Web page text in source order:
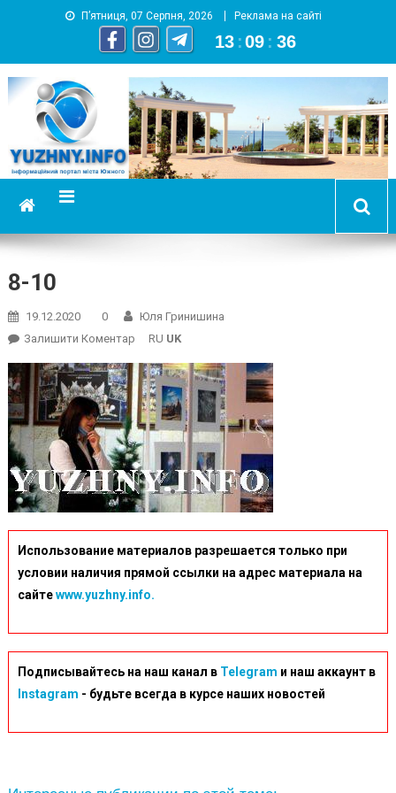
П’ятниця, 07 Серпня, 2026 Реклама на сайті
13 :09 : 37
YUZHNY.INFO
информационный портал города Южный
8-10
19.12.2020 0
Юля Гринишина
Залишити КоментарOn
10
RU UK
Использование материалов разрешается только при
условии наличия прямой ссылки на адрес материала на
сайтеwww.yuzhny.info.
Подписывайтесь на наш канал в Telegram и наш аккаунт в
Instagram - будьте всегда в курсе наших новостей